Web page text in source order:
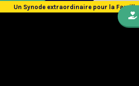
Un Synode extraordinaire pour la Famille